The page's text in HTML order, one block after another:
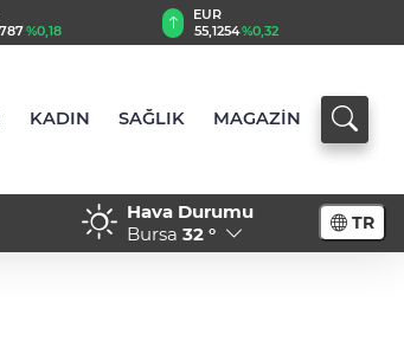
55,1254
64,3468
KADIN SAĞLIK MAGAZİN
18:21 - İlaç denetiminde
Hava Durumu
Bursa 32 ° TR